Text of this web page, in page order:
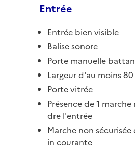
Entrée
Entrée bien visible
Balise sonore
Porte manuelle
Largeur d'au moins
Porte vitrée
Présence de 1
dre l'entrée
Marche non
in courante